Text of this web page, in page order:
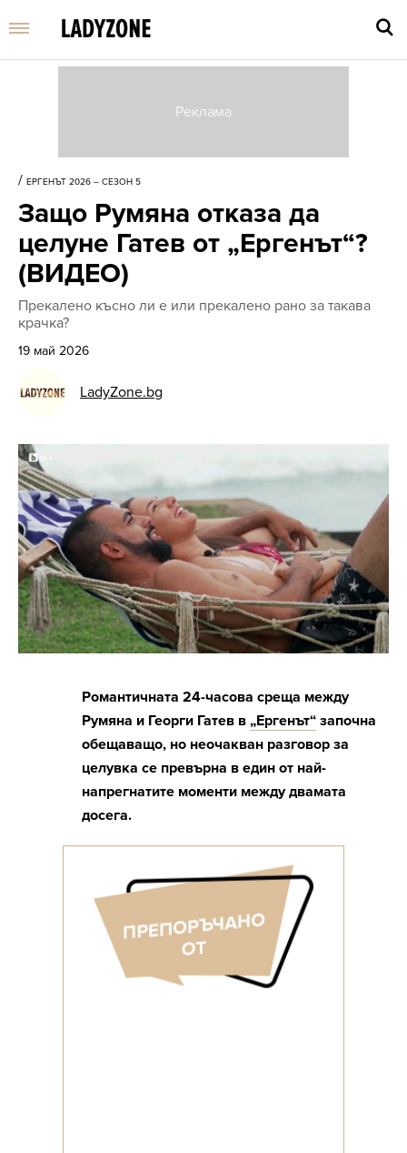
/ ЕРГЕНЪТ 2026 – СЕЗОН 5
Защо Румяна отказа да
целуне Гатев от „Ергенът“?
(ВИДЕО)
Прекалено късно ли е или прекалено рано за такава
крачка?
19 май 2026
LadyZone.bg
Романтичната 24-часова среща между
Румяна и Георги Гатев в „Ергенът“ започна
обещаващо, но неочакван разговор за
целувка се превърна в един от най-
напрегнатите моменти между двамата
досега.